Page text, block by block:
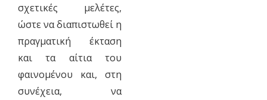
σχετικές μελέτες,
ώστε να διαπιστωθεί η
πραγματική έκταση
και τα αίτια του
φαινομένου και, στη
συνέχεια, να